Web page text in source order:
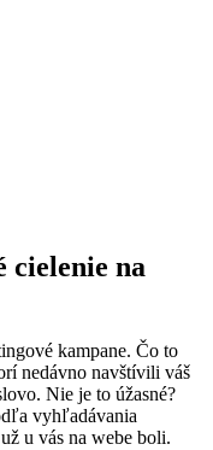
cielenie na
kampane. Čo to
nedávno navštívili váš
Nie je to úžasné?
vyhľadávania
u vás na webe boli.